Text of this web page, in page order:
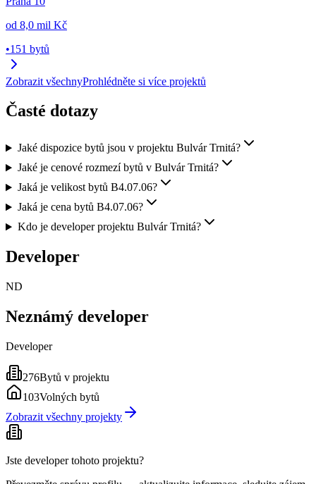
od 8,0 mil Kč
•151 bytů
Zobrazit všechnyProhlédněte si více projektů
Časté dotazy
Jaké dispozice bytů jsou v projektu Bulvár Trnitá?
Jaké je cenové rozmezí bytů v Bulvár Trnitá?
Jaká je velikost bytů B4.07.06?
Jaká je cena bytů B4.07.06?
Kdo je developer projektu Bulvár Trnitá?
Developer
ND
Neznámý developer
Developer
276Bytů v projektu
103Volných bytů
Zobrazit všechny projekty
Jste developer tohoto projektu?